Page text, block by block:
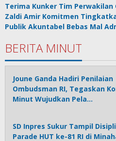
Terima Kunker Tim Perwakilan
Zaldi Amir Komitmen
Publik Akuntabel Bebas Mal
BERITA MINUT
Joune Ganda Hadiri Penilaian
Ombudsman RI, Tegaskan
Minut Wujudkan Pela…
SD Inpres Sukur Tampil
Parade HUT ke-81 RI di